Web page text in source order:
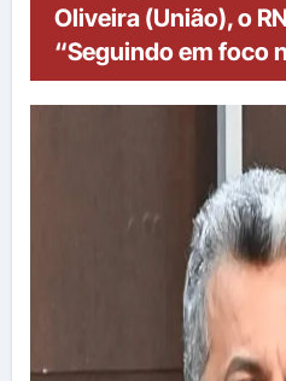
Oliveira (União), o
“Seguindo em foco